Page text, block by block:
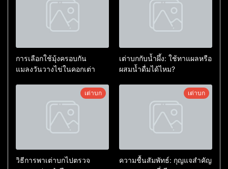
การเลือกใช้มุ้งครอบกัน
แมลงวันวางไข่ในคอกเต่า
เต่าบกกับน้ำผึ้ง: ใช้ทาแผลหรือ
ผสมน้ำดื่มได้ไหม?
เต่าบก
วิธีการพาเต่าบกไปตรวจ
เต่าบก
ความชื้นสัมพัทธ์: กุญแจสำคัญ